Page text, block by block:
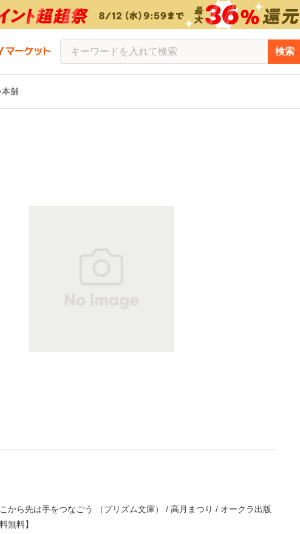
検索
本舗
から先は手をつなごう （プリズム文庫） / 高月まつり / オークラ出版
無料】